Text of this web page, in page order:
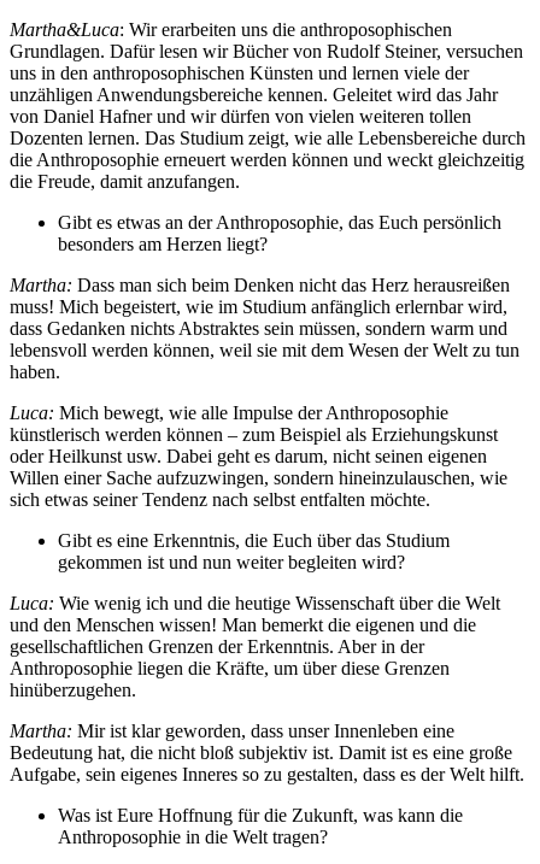
Martha&Luca: Wir erarbeiten uns die anthroposophischen
Grundlagen. Dafür lesen wir Bücher von Rudolf Steiner, versuchen
uns in den anthroposophischen Künsten und lernen viele der
unzähligen Anwendungsbereiche kennen. Geleitet wird das Jahr
von Daniel Hafner und wir dürfen von vielen weiteren tollen
Dozenten lernen. Das Studium zeigt, wie alle Lebensbereiche durch
die Anthroposophie erneuert werden können und weckt gleichzeitig
die Freude, damit anzufangen.
Gibt es etwas an der Anthroposophie, das Euch persönlich
besonders am Herzen liegt?
Martha: Dass man sich beim Denken nicht das Herz herausreißen
muss! Mich begeistert, wie im Studium anfänglich erlernbar wird,
dass Gedanken nichts Abstraktes sein müssen, sondern warm und
lebensvoll werden können, weil sie mit dem Wesen der Welt zu tun
haben.
Luca: Mich bewegt, wie alle Impulse der Anthroposophie
künstlerisch werden können – zum Beispiel als Erziehungskunst
oder Heilkunst usw. Dabei geht es darum, nicht seinen eigenen
Willen einer Sache aufzuzwingen, sondern hineinzulauschen, wie
sich etwas seiner Tendenz nach selbst entfalten möchte.
Gibt es eine Erkenntnis, die Euch über das Studium
gekommen ist und nun weiter begleiten wird?
Luca: Wie wenig ich und die heutige Wissenschaft über die Welt
und den Menschen wissen! Man bemerkt die eigenen und die
gesellschaftlichen Grenzen der Erkenntnis. Aber in der
Anthroposophie liegen die Kräfte, um über diese Grenzen
hinüberzugehen.
Martha: Mir ist klar geworden, dass unser Innenleben eine
Bedeutung hat, die nicht bloß subjektiv ist. Damit ist es eine große
Aufgabe, sein eigenes Inneres so zu gestalten, dass es der Welt hilft.
Was ist Eure Hoffnung für die Zukunft, was kann die
Anthroposophie in die Welt tragen?